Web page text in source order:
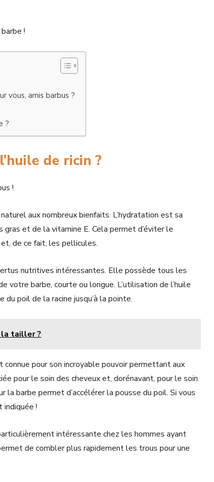
!
vous, amis barbus ?
?
de ricin ?
!
aux nombreux bienfaits. L’hydratation est sa
et de la vitamine E. Cela permet d’éviter le
de ce fait, les pellicules.
nutritives intéressantes. Elle possède tous les
votre barbe, courte ou longue. L’utilisation de l’huile
poil de la racine jusqu’à la pointe.
tailler ?
connue pour son incroyable pouvoir permettant aux
pour le soin des cheveux et, dorénavant, pour le soin
la barbe permet d’accélérer la pousse du poil. Si vous
indiquée !
intéressante chez les hommes ayant
de combler plus rapidement les trous pour une